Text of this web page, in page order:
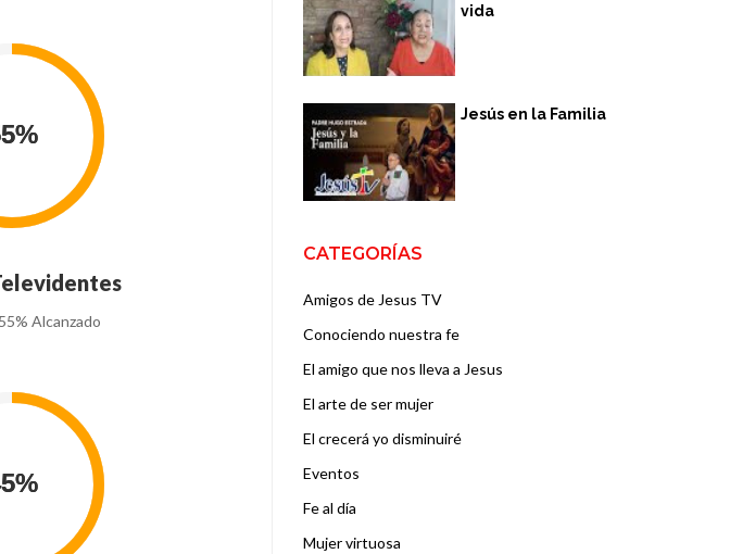
Alcanzado
vida
Jesús en la Familia
CATEGORÍAS
Amigos de Jesus TV
Conociendo nuestra fe
El amigo que nos lleva a Jesus
El arte de ser mujer
El crecerá yo disminuiré
Eventos
Fe al día
Mujer virtuosa